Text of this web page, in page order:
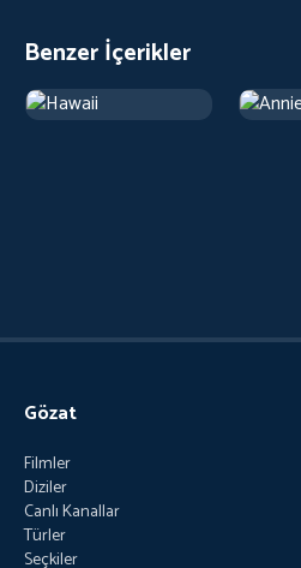
Benzer İçerikler
Gözat
Filmler
Diziler
Canlı Kanallar
Türler
Seçkiler